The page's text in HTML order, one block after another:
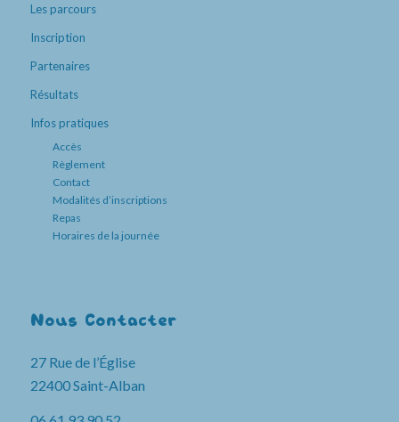
Les parcours
Inscription
Partenaires
Résultats
Infos pratiques
Accès
Règlement
Contact
Modalités d’inscriptions
Repas
Horaires de la journée
Nous Contacter
27 Rue de l’Église
22400 Saint-Alban